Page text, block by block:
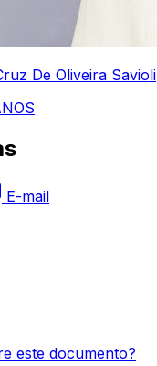
De Oliveira Savioli
E-mail
este documento?